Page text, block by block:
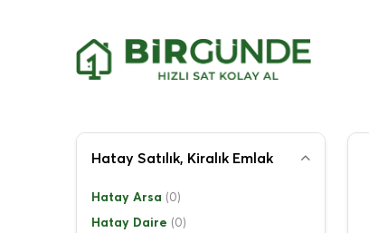
Hatay Satılık, Kiralık Emlak
Hatay Arsa (0)
Hatay Daire (0)